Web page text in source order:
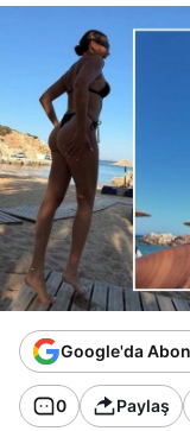
Google'da
0 Paylaş